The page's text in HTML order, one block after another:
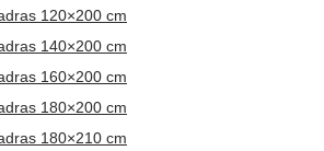
120×200 cm
140×200 cm
160×200 cm
180×200 cm
180×210 cm